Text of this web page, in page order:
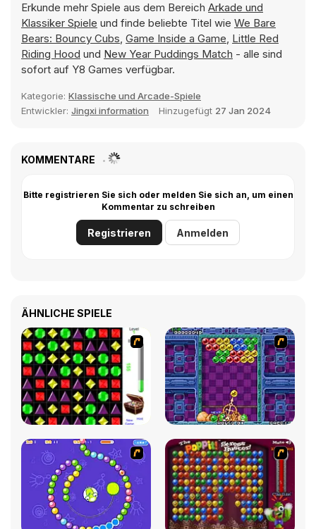
Erkunde mehr Spiele aus dem Bereich Arkade und
Klassiker Spiele und finde beliebte Titel wie We Bare
Bears: Bouncy Cubs, Game Inside a Game, Little Red
Riding Hood und New Year Puddings Match - alle sind
sofort auf Y8 Games verfügbar.
Kategorie: Klassische und Arcade-Spiele
Entwickler: Jingxi information Hinzugefügt 27 Jan 2024
KOMMENTARE
Bitte registrieren Sie sich oder melden Sie sich an, um einen
Kommentar zu schreiben
Registrieren Anmelden
ÄHNLICHE SPIELE